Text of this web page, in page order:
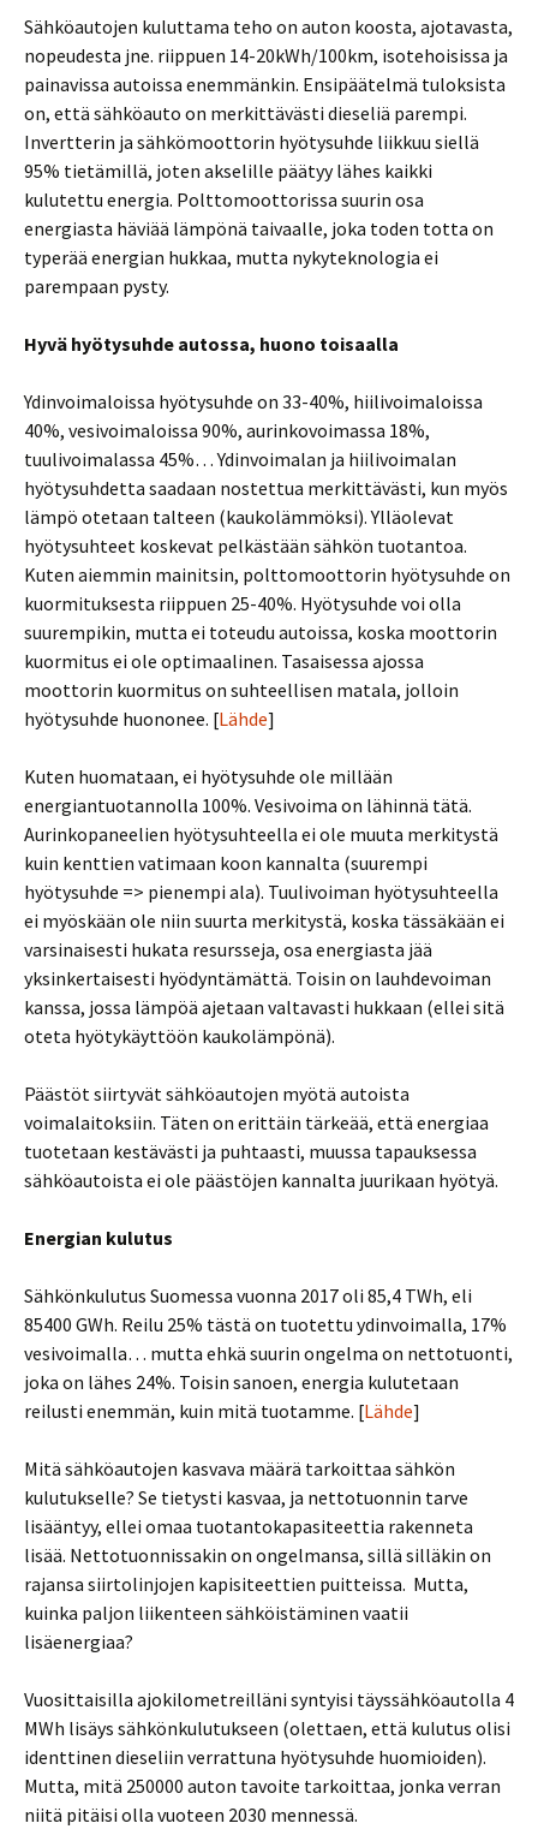
Sähköautojen kuluttama teho on auton koosta, ajotavasta,
nopeudesta jne. riippuen 14-20kWh/100km, isotehoisissa ja
painavissa autoissa enemmänkin. Ensipäätelmä tuloksista
on, että sähköauto on merkittävästi dieseliä parempi.
Invertterin ja sähkömoottorin hyötysuhde liikkuu siellä
95% tietämillä, joten akselille päätyy lähes kaikki
kulutettu energia. Polttomoottorissa suurin osa
energiasta häviää lämpönä taivaalle, joka toden totta on
typerää energian hukkaa, mutta nykyteknologia ei
parempaan pysty.
Hyvä hyötysuhde autossa, huono toisaalla
Ydinvoimaloissa hyötysuhde on 33-40%, hiilivoimaloissa
40%, vesivoimaloissa 90%, aurinkovoimassa 18%,
tuulivoimalassa 45%… Ydinvoimalan ja hiilivoimalan
hyötysuhdetta saadaan nostettua merkittävästi, kun myös
lämpö otetaan talteen (kaukolämmöksi). Ylläolevat
hyötysuhteet koskevat pelkästään sähkön tuotantoa.
Kuten aiemmin mainitsin, polttomoottorin hyötysuhde on
kuormituksesta riippuen 25-40%. Hyötysuhde voi olla
suurempikin, mutta ei toteudu autoissa, koska moottorin
kuormitus ei ole optimaalinen. Tasaisessa ajossa
moottorin kuormitus on suhteellisen matala, jolloin
hyötysuhde huononee. [Lähde]
Kuten huomataan, ei hyötysuhde ole millään
energiantuotannolla 100%. Vesivoima on lähinnä tätä.
Aurinkopaneelien hyötysuhteella ei ole muuta merkitystä
kuin kenttien vatimaan koon kannalta (suurempi
hyötysuhde => pienempi ala). Tuulivoiman hyötysuhteella
ei myöskään ole niin suurta merkitystä, koska tässäkään ei
varsinaisesti hukata resursseja, osa energiasta jää
yksinkertaisesti hyödyntämättä. Toisin on lauhdevoiman
kanssa, jossa lämpöä ajetaan valtavasti hukkaan (ellei sitä
oteta hyötykäyttöön kaukolämpönä).
Päästöt siirtyvät sähköautojen myötä autoista
voimalaitoksiin. Täten on erittäin tärkeää, että energiaa
tuotetaan kestävästi ja puhtaasti, muussa tapauksessa
sähköautoista ei ole päästöjen kannalta juurikaan hyötyä.
Energian kulutus
Sähkönkulutus Suomessa vuonna 2017 oli 85,4 TWh, eli
85400 GWh. Reilu 25% tästä on tuotettu ydinvoimalla, 17%
vesivoimalla… mutta ehkä suurin ongelma on nettotuonti,
joka on lähes 24%. Toisin sanoen, energia kulutetaan
reilusti enemmän, kuin mitä tuotamme. [Lähde]
Mitä sähköautojen kasvava määrä tarkoittaa sähkön
kulutukselle? Se tietysti kasvaa, ja nettotuonnin tarve
lisääntyy, ellei omaa tuotantokapasiteettia rakenneta
lisää. Nettotuonnissakin on ongelmansa, sillä silläkin on
rajansa siirtolinjojen kapisiteettien puitteissa. Mutta,
kuinka paljon liikenteen sähköistäminen vaatii
lisäenergiaa?
Vuosittaisilla ajokilometreilläni syntyisi täyssähköautolla 4
MWh lisäys sähkönkulutukseen (olettaen, että kulutus olisi
identtinen dieseliin verrattuna hyötysuhde huomioiden).
Mutta, mitä 250000 auton tavoite tarkoittaa, jonka verran
niitä pitäisi olla vuoteen 2030 mennessä.